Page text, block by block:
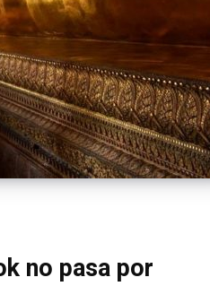
no pasa por